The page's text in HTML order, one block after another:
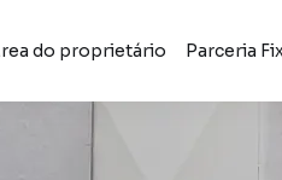
do proprietário Parceria Fix